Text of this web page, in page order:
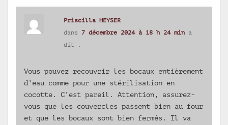
Priscilla HEYSER
dans7 décembre 2024 à 18 h 24 min a
dit :
Vous pouvez recouvrir les bocaux entièrement
d’eau comme pour une stérilisation en
cocotte. C’est pareil. Attention, assurez-
vous que les couvercles passent bien au four
et que les bocaux sont bien fermés. Il va